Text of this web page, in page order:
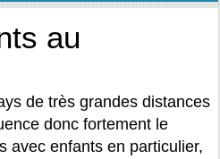
au
de très grandes distances
donc fortement le
avec enfants en particulier,